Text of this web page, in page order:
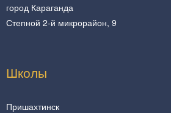
город Караганда
Степной 2-й микрорайон, 9
Школы
Пришахтинск